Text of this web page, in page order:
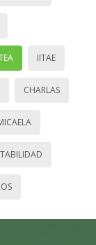
IITAE
CHARLAS